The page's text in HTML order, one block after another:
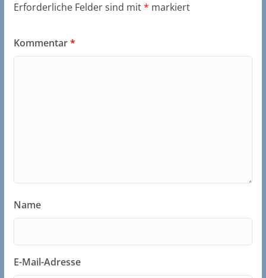
Erforderliche Felder sind mit* markiert
Kommentar*
Name
E-Mail-Adresse